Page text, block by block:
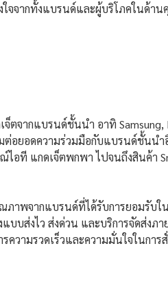
ใจจากทั้งแบรนด์และผู้บริโภคในด้า
จากแบรนด์ชั้นนำ อาทิ Samsung,
ต่อยอดความร่วมมือกับแบรนด์ชั้นน
อที แกดเจ็ตพกพา ไปจนถึงสินค้า
ภาพจากแบรนด์ที่ได้รับการยอมรับ
แบบส่งไว ส่งด่วน และบริการจัดส่ง
วามรวดเร็วและความมั่นใจในกา